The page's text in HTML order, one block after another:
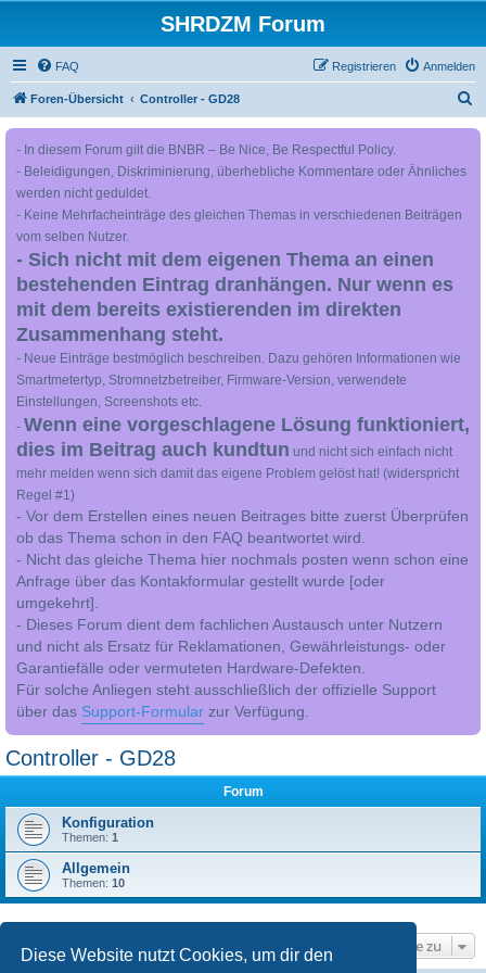
Diese Website nutzt Cookies, um dir den
SHRDZM Forum
FAQ Anmelden
Registrieren
Foren-Übersicht Controller - GD28
- In diesem Forum gilt die BNBR – Be Nice, Be Respectful Policy.
- Beleidigungen, Diskriminierung, überhebliche Kommentare oder Ähnliches
werden nicht geduldet.
- Keine Mehrfacheinträge des gleichen Themas in verschiedenen Beiträgen
vom selben Nutzer.
- Sich nicht mit dem eigenen Thema an einen
bestehenden Eintrag dranhängen. Nur wenn es
mit dem bereits existierenden im direkten
Zusammenhang steht.
- Neue Einträge bestmöglich beschreiben. Dazu gehören Informationen wie
Smartmetertyp, Stromnetzbetreiber, Firmware-Version, verwendete
Einstellungen, Screenshots etc.
- Wenn eine vorgeschlagene Lösung funktioniert,
dies im Beitrag auch kundtun und nicht sich einfach nicht
mehr melden wenn sich damit das eigene Problem gelöst hat! (widerspricht
Regel #1)
- Vor dem Erstellen eines neuen Beitrages bitte zuerst Überprüfen
ob das Thema schon in den FAQ beantwortet wird.
- Nicht das gleiche Thema hier nochmals posten wenn schon eine
Anfrage über das Kontakformular gestellt wurde [oder
umgekehrt].
- Dieses Forum dient dem fachlichen Austausch unter Nutzern
und nicht als Ersatz für Reklamationen, Gewährleistungs- oder
Garantiefälle oder vermuteten Hardware-Defekten.
Für solche Anliegen steht ausschließlich der offizielle Support
über das Support-Formular zur Verfügung.
Controller - GD28
Forum
Konfiguration
Themen: 1
Allgemein
Themen: 10
Gehe zu